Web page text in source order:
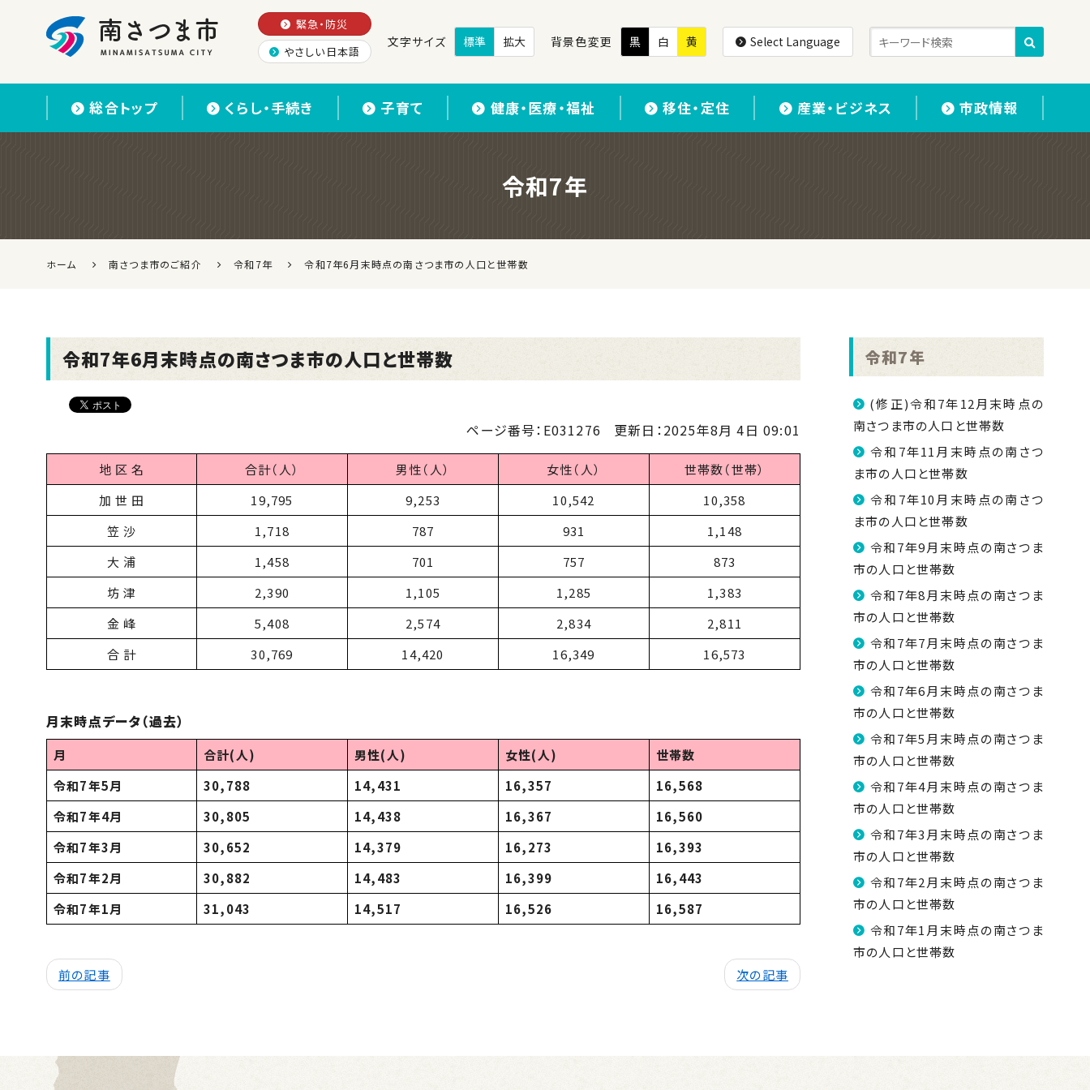
緊急・防災
やさしい日本語
文字サイズ 標準 拡大 背景色変更 黒 白 黄 Select Language
総合トップ くらし・手続き 子育て 健康・医療・福祉 移住・定住 産業・ビジネス 市政情報
令和7年
ホーム 南さつま市のご紹介 令和7年 令和7年6月末時点の南さつま市の人口と世帯数
令和7年6月末時点の南さつま市の人口と世帯数
ページ番号：E031276 更新日：2025年8月 4日 09:01
地 区 名 合計（人） 男性（人） 女性（人）
世帯数（世帯）
加 世 田
19,795 9,253 10,542
10,358
笠 沙
1,718 787 931
1,148
大 浦
1,458 701 757
873
坊 津
2,390 1,105 1,285
1,383
金 峰
5,408 2,574 2,834
2,811
合 計
30,769 14,420 16,349 16,573
月末時点データ（過去）
月 合計(人) 男性(人) 女性(人)
世帯数
令和7年5月
30,788 14,431 16,357
16,568
令和7年4月
30,805 14,438 16,367
16,560
令和7年3月
30,652 14,379 16,273
16,393
令和7年2月
30,882 14,483 16,399
16,443
令和7年1月
31,043 14,517 16,526 16,587
前の記事 次の記事
令和7年
(修正)令和7年12月末時点の
南さつま市の人口と世帯数
令和7年11月末時点の南さつ
ま市の人口と世帯数
令和7年10月末時点の南さつ
ま市の人口と世帯数
令和7年9月末時点の南さつま
市の人口と世帯数
令和7年8月末時点の南さつま
市の人口と世帯数
令和7年7月末時点の南さつま
市の人口と世帯数
令和7年6月末時点の南さつま
市の人口と世帯数
令和7年5月末時点の南さつま
市の人口と世帯数
令和7年4月末時点の南さつま
市の人口と世帯数
令和7年3月末時点の南さつま
市の人口と世帯数
令和7年2月末時点の南さつま
市の人口と世帯数
令和7年1月末時点の南さつま
市の人口と世帯数